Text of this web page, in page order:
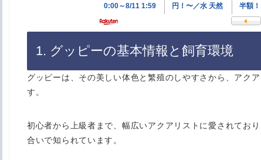
1. グッピーの基本情報と飼育環境
グッピーは、その美しい体色と繁殖のしやすさから、アク
す。
初心者から上級者まで、幅広いアクアリストに愛されてお
合いで知られています。